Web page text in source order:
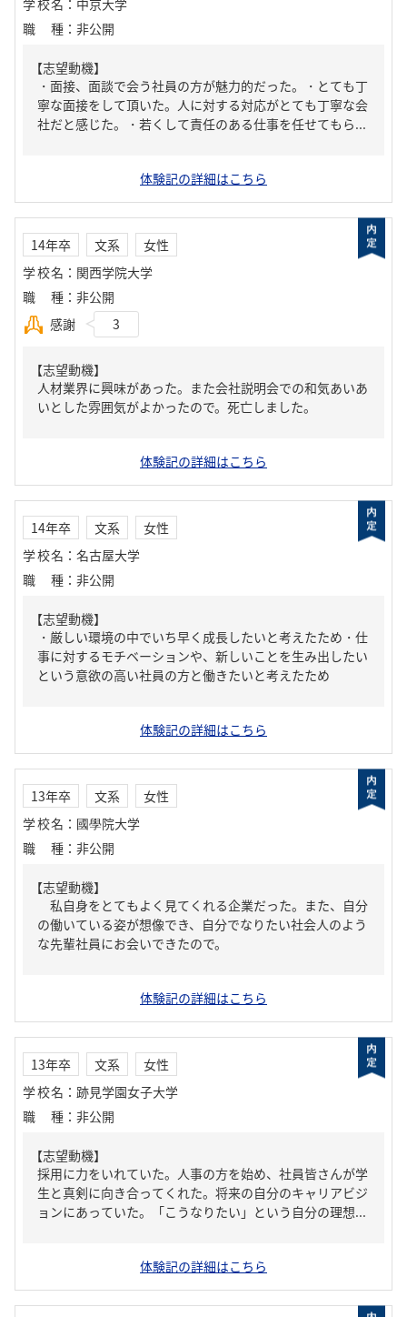
学校名 ： 中京大学
職種 ： 非公開
【志望動機】
・面接、面談で会う社員の方が魅力的だった。・とても丁
寧な面接をして頂いた。人に対する対応がとても丁寧な会
社だと感じた。・若くして責任のある仕事を任せてもら...
体験記の詳細はこちら
14年卒 文系
女性
学校名 ： 関西学院大学
職種 ： 非公開
感謝
3
【志望動機】
人材業界に興味があった。また会社説明会での和気あいあ
いとした雰囲気がよかったので。死亡しました。
体験記の詳細はこちら
14年卒 文系
女性
学校名 ： 名古屋大学
職種 ： 非公開
【志望動機】
・厳しい環境の中でいち早く成長したいと考えたため・仕
事に対するモチベーションや、新しいことを生み出したい
という意欲の高い社員の方と働きたいと考えたため
体験記の詳細はこちら
13年卒 文系
女性
学校名 ： 國學院大学
職種 ： 非公開
【志望動機】
私自身をとてもよく見てくれる企業だった。また、自分
の働いている姿が想像でき、自分でなりたい社会人のよう
な先輩社員にお会いできたので。
体験記の詳細はこちら
13年卒 文系
女性
学校名 ： 跡見学園女子大学
職種 ： 非公開
【志望動機】
採用に力をいれていた。人事の方を始め、社員皆さんが学
生と真剣に向き合ってくれた。将来の自分のキャリアビジ
ョンにあっていた。「こうなりたい」という自分の理想...
体験記の詳細はこちら